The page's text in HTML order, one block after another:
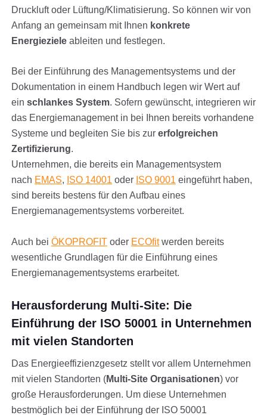
Druckluft oder Lüftung/Klimatisierung. So können wir von
Anfang an gemeinsam mit Ihnen konkrete
Energiezieleableiten und festlegen.
Bei der Einführung des Managementsystems und der
Dokumentation in einem Handbuch legen wir Wert auf
ein schlankes System. Sofern gewünscht, integrieren wir
das Energiemanagement in bei Ihnen bereits vorhandene
Systeme und begleiten Sie bis zur erfolgreichen
Zertifizierung.
Unternehmen, die bereits ein Managementsystem
nach EMAS, ISO 14001oder ISO 9001eingeführt haben,
sind bereits bestens für den Aufbau eines
Energiemanagementsystems vorbereitet.
Auch bei ÖKOPROFIToder ECOfitwerden bereits
wesentliche Grundlagen für die Einführung eines
Energiemanagementsystems erarbeitet.
Herausforderung Multi-Site: Die
Einführung der ISO 50001 in Unternehmen
mit vielen Standorten
Das Energieeffizienzgesetz stellt vor allem Unternehmen
mit vielen Standorten (Multi-Site Organisationen) vor
große Herausforderungen. Um diese Unternehmen
bestmöglich bei der Einführung der ISO 50001